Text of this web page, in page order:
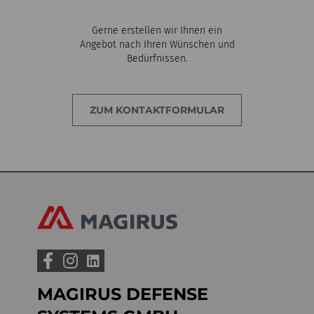
Gerne erstellen wir Ihnen ein
Angebot nach Ihren Wünschen und
Bedürfnissen.
ZUM KONTAKTFORMULAR
MAGIRUS DEFENSE